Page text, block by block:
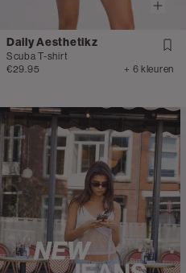
Daily Aesthetikz
Scuba T-shirt
€29.95
+ 6 kleuren